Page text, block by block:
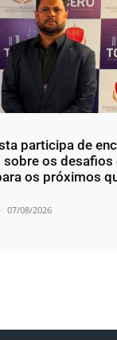
participa de
sobre os desafios
os próximos
- 07/08/2026